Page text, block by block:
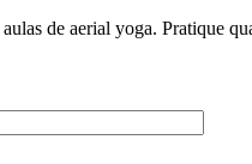
de aerial yoga. Pratique